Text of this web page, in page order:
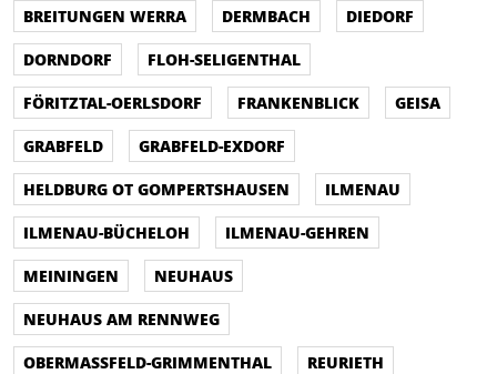
BREITUNGEN WERRA
DERMBACH
DIEDORF
DORNDORF
FLOH-SELIGENTHAL
FÖRITZTAL-OERLSDORF
FRANKENBLICK
GEISA
GRABFELD
GRABFELD-EXDORF
HELDBURG OT GOMPERTSHAUSEN
ILMENAU
ILMENAU-BÜCHELOH
ILMENAU-GEHREN
MEININGEN
NEUHAUS
NEUHAUS AM RENNWEG
OBERMASSFELD-GRIMMENTHAL
REURIETH